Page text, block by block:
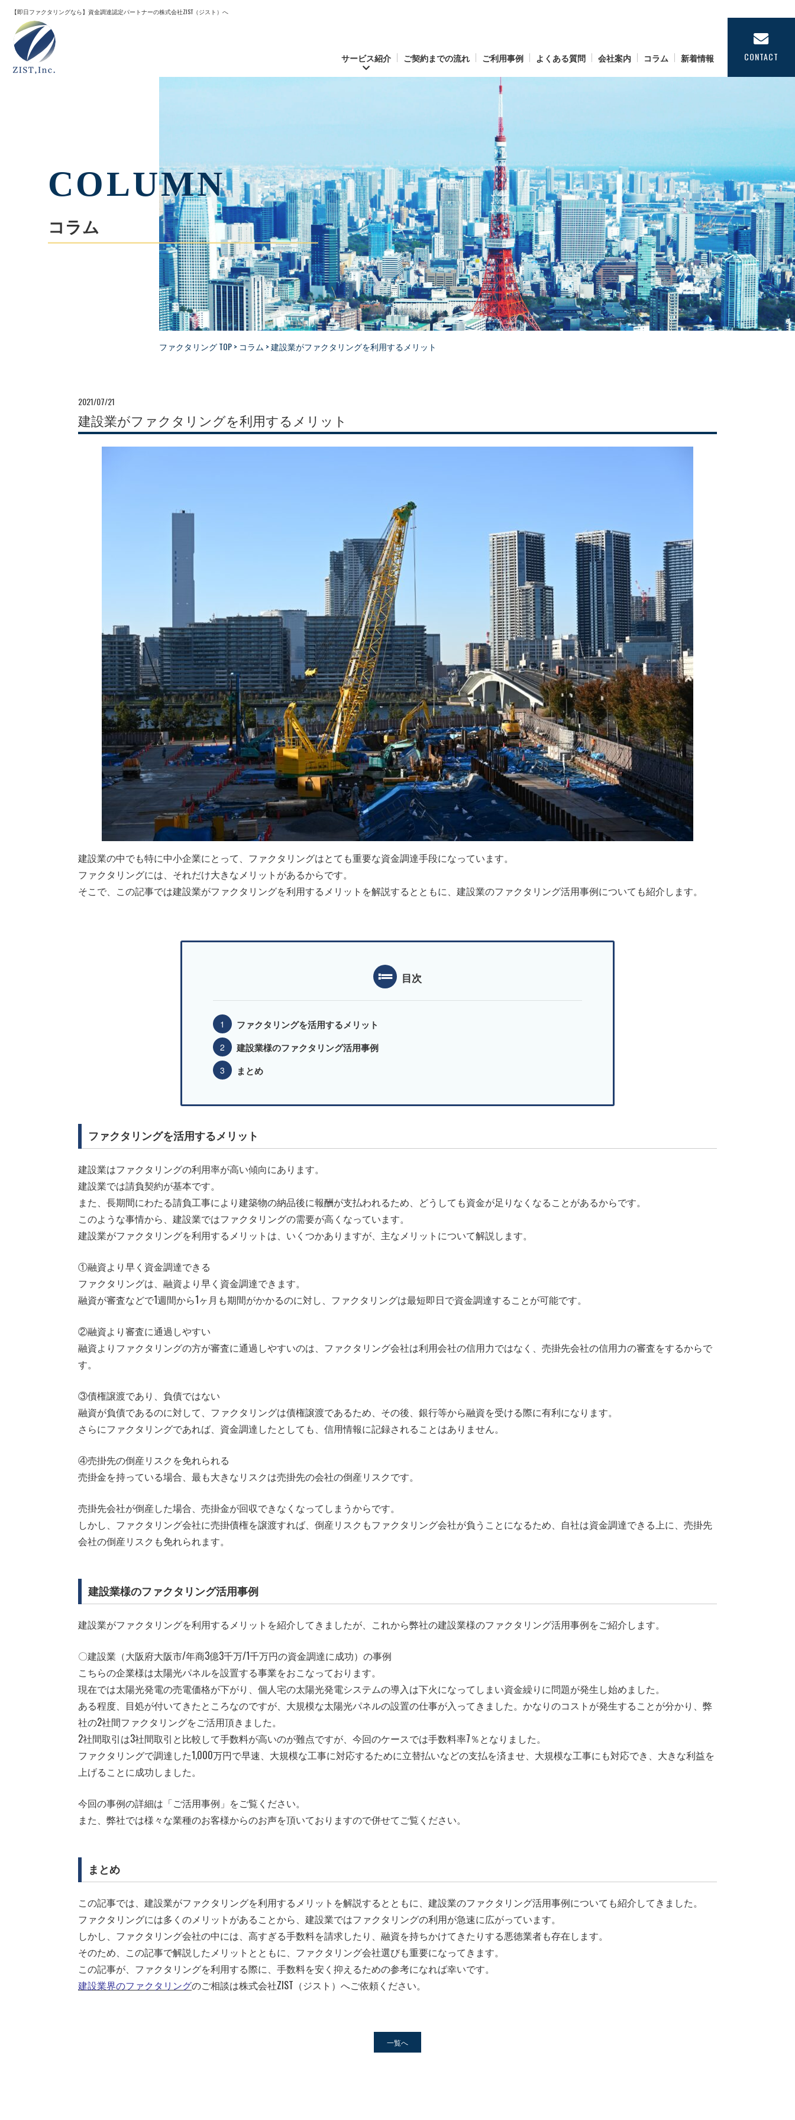
【即日ファクタリングなら】 資金調達認定パートナーの株式会社ZIST（ジスト）へ
サービス紹介 ご契約までの流れ ご利用事例 よくある質問 会社案内 コラム 新着情報 CONTACT
COLUMN
コラム
ファクタリング TOP> コラム >建設業がファクタリングを利用するメリット
2021/07/21
建設業がファクタリングを利用するメリット
建設業の中でも特に中小企業にとって、ファクタリングはとても重要な資金調達手段になっています。
ファクタリングには、それだけ大きなメリットがあるからです。
そこで、この記事では建設業がファクタリングを利用するメリットを解説するとともに、建設業のファクタリング活用事例についても紹介します。
目次
ファクタリングを活用するメリット
建設業様のファクタリング活用事例
まとめ
ファクタリングを活用するメリット
建設業はファクタリングの利用率が高い傾向にあります。
建設業では請負契約が基本です。
また、長期間にわたる請負工事により建築物の納品後に報酬が支払われるため、どうしても資金が足りなくなることがあるからです。
このような事情から、建設業ではファクタリングの需要が高くなっています。
建設業がファクタリングを利用するメリットは、いくつかありますが、主なメリットについて解説します。
①融資より早く資金調達できる
ファクタリングは、融資より早く資金調達できます。
融資が審査などで1週間から1ヶ月も期間がかかるのに対し、ファクタリングは最短即日で資金調達することが可能です。
②融資より審査に通過しやすい
融資よりファクタリングの方が審査に通過しやすいのは、ファクタリング会社は利用会社の信用力ではなく、売掛先会社の信用力の審査をするからで
す。
③債権譲渡であり、負債ではない
融資が負債であるのに対して、ファクタリングは債権譲渡であるため、その後、銀行等から融資を受ける際に有利になります。
さらにファクタリングであれば、資金調達したとしても、信用情報に記録されることはありません。
④売掛先の倒産リスクを免れられる
売掛金を持っている場合、最も大きなリスクは売掛先の会社の倒産リスクです。
売掛先会社が倒産した場合、売掛金が回収できなくなってしまうからです。
しかし、ファクタリング会社に売掛債権を譲渡すれば、倒産リスクもファクタリング会社が負うことになるため、自社は資金調達できる上に、売掛先
会社の倒産リスクも免れられます。
建設業様のファクタリング活用事例
建設業がファクタリングを利用するメリットを紹介してきましたが、これから弊社の建設業様のファクタリング活用事例をご紹介します。
〇建設業（大阪府大阪市/年商3億3千万/1千万円の資金調達に成功）の事例
こちらの企業様は太陽光パネルを設置する事業をおこなっております。
現在では太陽光発電の売電価格が下がり、個人宅の太陽光発電システムの導入は下火になってしまい資金繰りに問題が発生し始めました。
ある程度、目処が付いてきたところなのですが、大規模な太陽光パネルの設置の仕事が入ってきました。かなりのコストが発生することが分かり、弊
社の2社間ファクタリングをご活用頂きました。
2社間取引は3社間取引と比較して手数料が高いのが難点ですが、今回のケースでは手数料率7％となりました。
ファクタリングで調達した1,000万円で早速、大規模な工事に対応するために立替払いなどの支払を済ませ、大規模な工事にも対応でき、大きな利益を
上げることに成功しました。
今回の事例の詳細は「ご活用事例」をご覧ください。
また、弊社では様々な業種のお客様からのお声を頂いておりますので併せてご覧ください。
まとめ
この記事では、建設業がファクタリングを利用するメリットを解説するとともに、建設業のファクタリング活用事例についても紹介してきました。
ファクタリングには多くのメリットがあることから、建設業ではファクタリングの利用が急速に広がっています。
しかし、ファクタリング会社の中には、高すぎる手数料を請求したり、融資を持ちかけてきたりする悪徳業者も存在します。
そのため、この記事で解説したメリットとともに、ファクタリング会社選びも重要になってきます。
この記事が、ファクタリングを利用する際に、手数料を安く抑えるための参考になれば幸いです。
建設業界のファクタリングのご相談は株式会社ZIST（ジスト）へご依頼ください。
一覧へ